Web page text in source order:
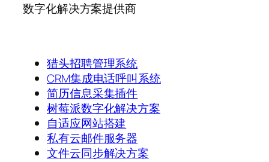
数字化解决方案提供商
猎头招聘管理系统
CRM集成电话呼叫系统
简历信息采集插件
树莓派数字化解决方案
自适应网站搭建
私有云邮件服务器
文件云同步解决方案